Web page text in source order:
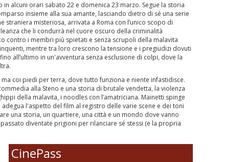
alcuni orari sabato 22 e domenica 23 marzo. Segue la storia
insieme alla sua amante, lasciando dietro di sé una serie
misteriosa, arrivata a Roma con l’unico scopo di
che li condurrà nel cuore oscuro della criminalità
contro i membri più spietati e senza scrupoli della malavita
mentre tra loro crescono la tensione e i pregiudizi dovuti
all’ultimo in un'avventura senza esclusione di colpi, dove la
coi piedi per terra, dove tutto funziona e niente infastidisce.
alla Steno e una storia di brutale vendetta, la violenza
della malavita, i noodles con l’amatriciana. Mainetti spinge
l'aspetto del film al registro delle varie scene e dei toni
una storia, un quartiere, una città e un mondo dove vanno
diventate prigioni per rilanciare sé stessi (e la propria
CinePass